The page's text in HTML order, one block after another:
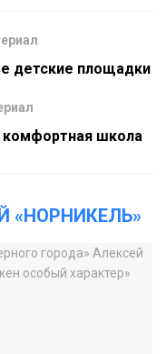
детские площадки
комфортная школа
«НОРНИКЕЛЬ»